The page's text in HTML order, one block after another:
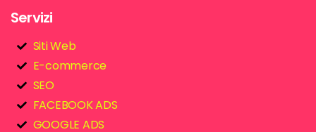
Servizi
Siti Web
E-commerce
SEO
FACEBOOK ADS
GOOGLE ADS